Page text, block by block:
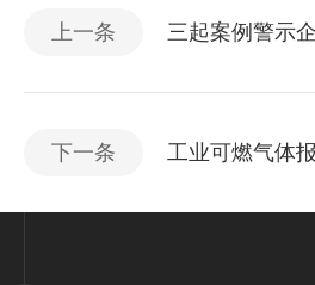
上一条 三起案例警示
下一条 工业可燃气体